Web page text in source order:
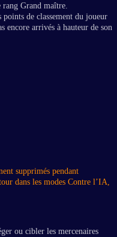
Grand maître.
points de classement du joueur
encore arrivés à hauteur de son
supprimés pendant
dans les modes Contre l’IA,
ou cibler les mercenaires